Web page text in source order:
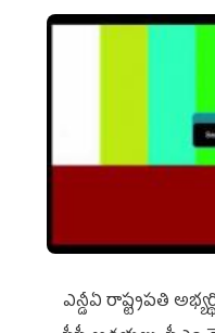
ఎన్డీఏ రాష్ట్ర‌ప‌తి